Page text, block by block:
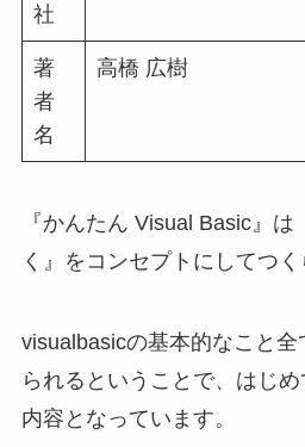
社
著
者
名
高橋 広樹
『かんたん Visual Basic』
く』をコンセプトにしてつく
visualbasicの基本的なこと
られるということで、はじ
内容となっています。